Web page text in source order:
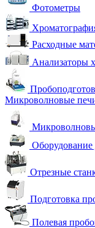
Фотометры
Расходные
Анализаторы
Микроволновые
Оборудование
Отрезные
Подготовка
Полевая